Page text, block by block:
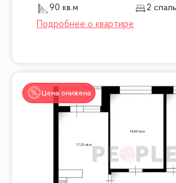
90 кв.м
2
Цена снижена